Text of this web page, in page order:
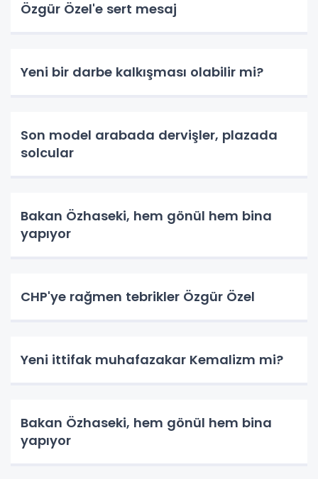
Özgür Özel'e sert mesaj
Yeni bir darbe kalkışması olabilir mi?
Son model arabada dervişler, plazada
solcular
Bakan Özhaseki, hem gönül hem bina
yapıyor
CHP'ye rağmen tebrikler Özgür Özel
Yeni ittifak muhafazakar Kemalizm mi?
Bakan Özhaseki, hem gönül hem bina
yapıyor